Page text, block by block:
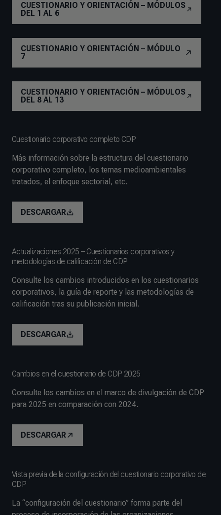
CUESTIONARIO Y ORIENTACIÓN – MÓDULOS
DEL 1 AL 6
CUESTIONARIO Y ORIENTACIÓN – MÓDULO
7
CUESTIONARIO Y ORIENTACIÓN – MÓDULOS
DEL 8 AL 13
Cuestionario corporativo completo CDP
Más información sobre la estructura del cuestionario
corporativo completo, los temas medioambientales
tratados, el enfoque sectorial, etc.
DESCARGAR
Actualizaciones 2025 – Cuestionarios corporativos y
metodologías de calificación de CDP
Consulte los cambios introducidos en los cuestionarios
corporativos, la guía de reporte y las metodologías de
calificación tras su publicación inicial.
DESCARGAR
Cambios en el cuestionario de CDP 2025
Consulte los cambios en el marco de divulgación de CDP
para 2025 en comparación con 2024.
DESCARGAR
Vista previa de la configuración del cuestionario corporativo de
CDP
La “configuración del cuestionario” forma parte del